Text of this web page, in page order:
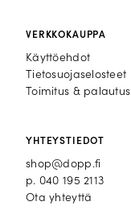
VERKKOKAUPPA
Käyttöehdot
Tietosuojaselosteet
Toimitus & palautus
YHTEYSTIEDOT
shop@dopp.fi
p. 040 195 2113
Ota yhteyttä